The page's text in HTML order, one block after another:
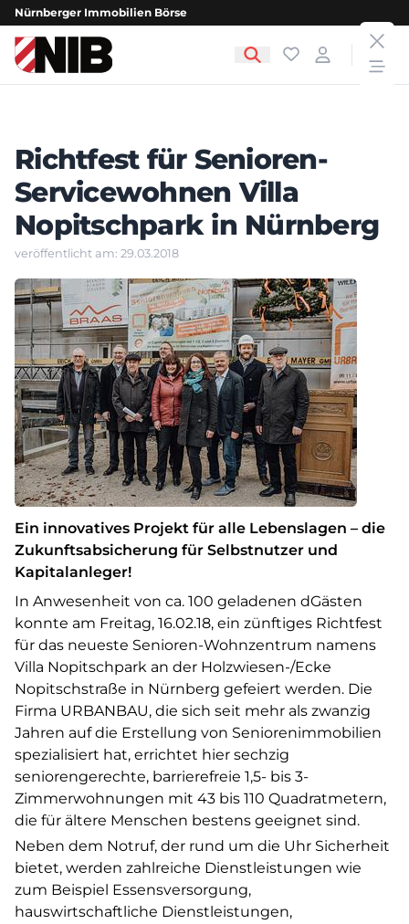
Nürnberger Immobilien Börse
NIB - Nürnberger Immobilien Börse Favoriten
Login
Richtfest für Senioren-
Servicewohnen Villa
Nopitschpark in Nürnberg
veröffentlicht am: 29.03.2018
Ein innovatives Projekt für alle Lebenslagen – die
Zukunftsabsicherung für Selbstnutzer und
Kapitalanleger!
In Anwesenheit von ca. 100 geladenen dGästen
konnte am Freitag, 16.02.18, ein zünftiges Richtfest
für das neueste Senioren-Wohnzentrum namens
Villa Nopitschpark an der Holzwiesen-/Ecke
Nopitschstraße in Nürnberg gefeiert werden. Die
Firma URBANBAU, die sich seit mehr als zwanzig
Jahren auf die Erstellung von Seniorenimmobilien
spezialisiert hat, errichtet hier sechzig
seniorengerechte, barrierefreie 1,5- bis 3-
Zimmerwohnungen mit 43 bis 110 Quadratmetern,
die für ältere Menschen bestens geeignet sind.
Neben dem Notruf, der rund um die Uhr Sicherheit
bietet, werden zahlreiche Dienstleistungen wie
zum Beispiel Essensversorgung,
hauswirtschaftliche Dienstleistungen,